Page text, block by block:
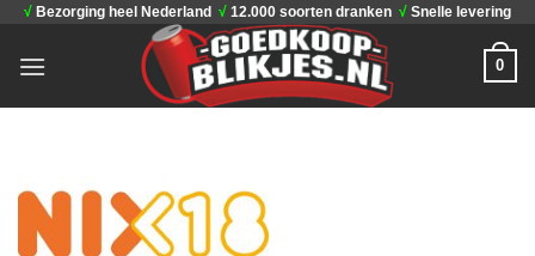
inhoud
√ Bezorging heel Nederland √ 12.000 soorten dranken √ Snelle levering
0